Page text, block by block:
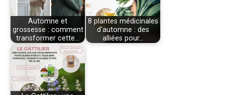
Automne et
grossesse : comment
transformer cette…
8 plantes médicinales
d'automne : des
alliées pour…